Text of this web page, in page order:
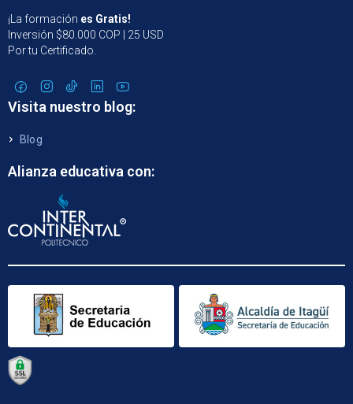
¡La formación es Gratis!
Inversión $80.000 COP | 25 USD
Por tu Certificado.
Visita nuestro blog:
Blog
Alianza educativa con: